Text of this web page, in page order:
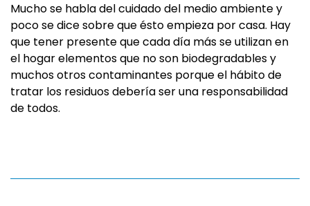
Mucho se habla del cuidado del medio ambiente y
poco se dice sobre que ésto empieza por casa. Hay
que tener presente que cada día más se utilizan en
el hogar elementos que no son biodegradables y
muchos otros contaminantes porque el hábito de
tratar los residuos debería ser una responsabilidad
de todos.